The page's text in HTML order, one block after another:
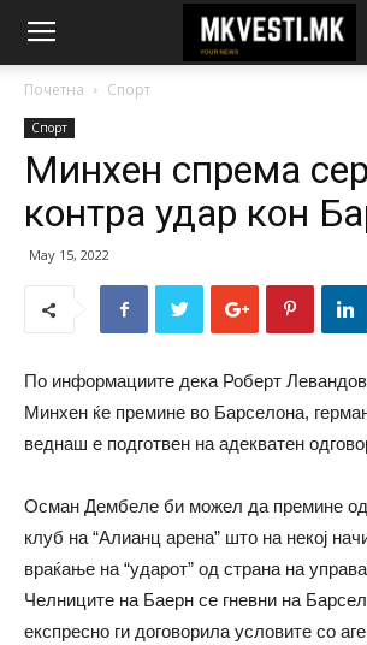
Почетна Спорт
Спорт
Минхен спрема
контра удар кон
May 15, 2022
По информациите дека Роберт
Минхен ќе премине во Барселона,
веднаш е подготвен на адекватен
Осман Дембеле би можел да премине од
клуб на “Алианц арена” што на некој
враќање на “ударот” од страна на
Челниците на Баерн се гневни на
експресно ги договорила условите со